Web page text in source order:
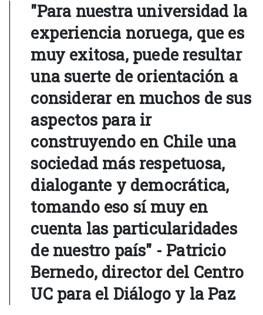
"Para nuestra universidad la
experiencia noruega, que es
muy exitosa, puede resultar
una suerte de orientación a
considerar en muchos de sus
aspectos para ir
construyendo en Chile una
sociedad más respetuosa,
dialogante y democrática,
tomando eso sí muy en
cuenta las particularidades
de nuestro país" - Patricio
Bernedo, director del Centro
UC para el Diálogo y la Paz